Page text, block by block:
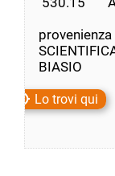
provenienza
BIASIO
Lo trovi qui